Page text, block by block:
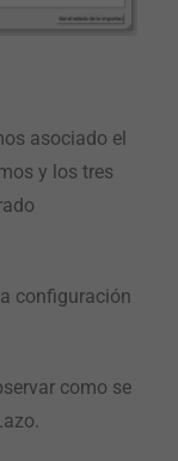
asociado el
y los tres
configuración
como se